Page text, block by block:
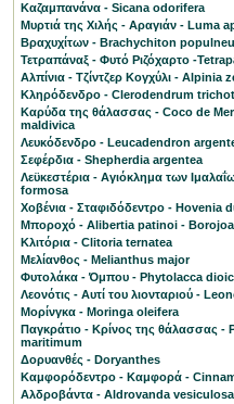
Καζαμπανάνα - Sicana odorifera
Μυρτιά της Χιλής - Αραγιάν - Luma
Βραχυχίτων - Brachychiton
Τετραπάναξ - Φυτό Ριζόχαρτο -
Αλπίνια - Τζίντζερ Κογχύλι - Alpinia
Κληρόδενδρο - Clerodendrum
Καρύδα της θάλασσας - Coco de
maldivica
Λευκόδενδρο - Leucadendron
Σεφέρδια - Shepherdia argentea
Λεϋκεστέρια - Αγιόκλημα των
formosa
Χοβένια - Σταφιδόδεντρο - Hovenia
Μποροχό - Alibertia patinoi -
Κλιτόρια - Clitoria ternatea
Μελίανθος - Melianthus major
Φυτολάκα - Όμπου - Phytolacca
Λεονότις - Αυτί του λιονταριού -
Μορίνγκα - Moringa oleifera
Παγκράτιο - Κρίνος της θάλασσας -
maritimum
Δορυανθές - Doryanthes
Καμφορόδεντρο - Καμφορά -
Αλδροβάντα - Aldrovanda vesiculosa